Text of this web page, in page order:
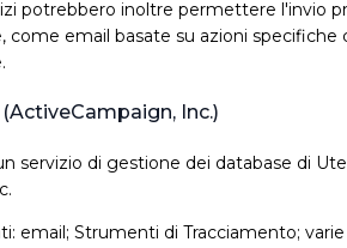
potrebbero inoltre permettere l'invio
come email basate su azioni specifiche
Inc.)
servizio di gestione dei database di
email; Strumenti di Tracciamento;